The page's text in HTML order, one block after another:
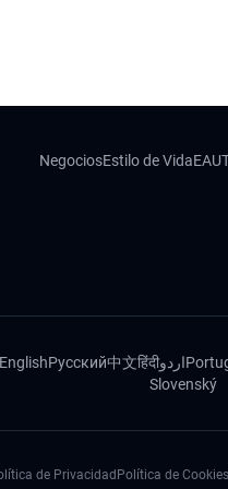
NegociosEstilo de VidaEAU
Русский中文हिंदीاردو
Slovenský
de Privacidad Política de Cookies